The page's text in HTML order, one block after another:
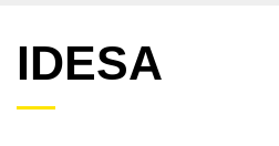
IDESA